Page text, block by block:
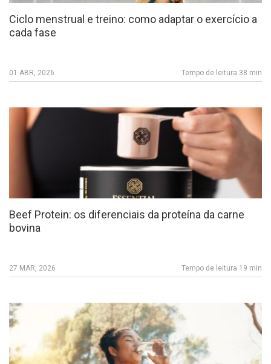
Ciclo menstrual e treino: como adaptar o exercício a
cada fase
01 ABR, 2026 Tempo de leitura 38 min
Beef Protein: os diferenciais da proteína da carne
bovina
27 MAR, 2026 Tempo de leitura 19 min